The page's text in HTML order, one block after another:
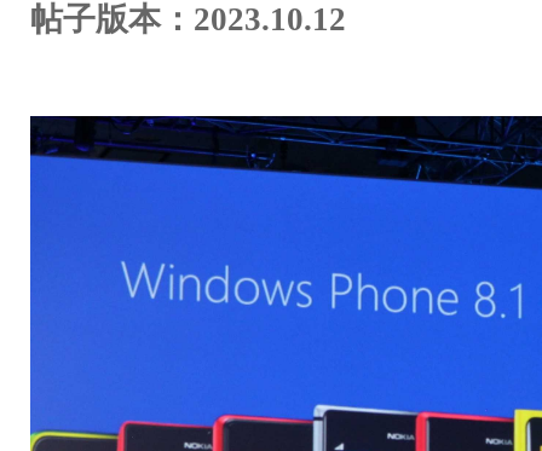
帖子版本：2023.10.12